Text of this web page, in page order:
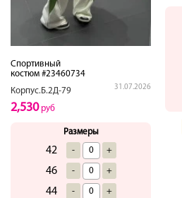
Спортивный
костюм #23460734
Корпус.Б.2Д-79
31.07.2026
2,530руб
Размеры
42 - +
46 - +
44 - +